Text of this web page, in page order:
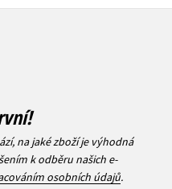
na jaké zboží je výhodná
k odběru našich e-
osobních údajů.